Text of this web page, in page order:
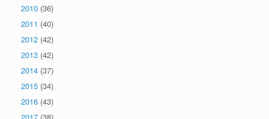
2010 (36)
2011 (40)
2012 (42)
2013 (42)
2014 (37)
2015 (34)
2016 (43)